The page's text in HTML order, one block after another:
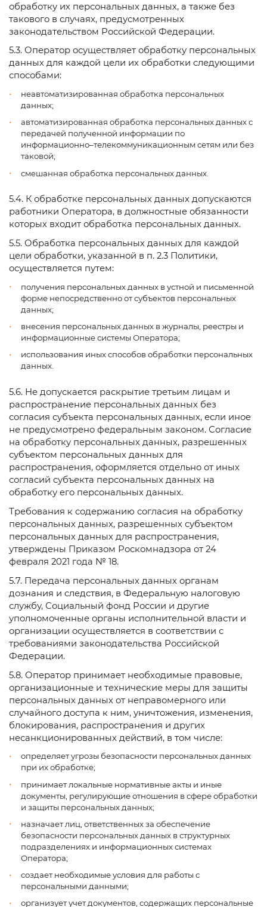
обработку их персональных данных, а также без
такового в случаях, предусмотренных
законодательством Российской Федерации.
5.3. Оператор осуществляет обработку персональных
данных для каждой цели их обработки следующими
способами:
неавтоматизированная обработка персональных
данных;
автоматизированная обработка персональных данных с
передачей полученной информации по
информационно–телекоммуникационным сетям или без
таковой;
смешанная обработка персональных данных.
5.4. К обработке персональных данных допускаются
работники Оператора, в должностные обязанности
которых входит обработка персональных данных.
5.5. Обработка персональных данных для каждой
цели обработки, указанной в п. 2.3 Политики,
осуществляется путем:
получения персональных данных в устной и письменной
форме непосредственно от субъектов персональных
данных;
внесения персональных данных в журналы, реестры и
информационные системы Оператора;
использования иных способов обработки персональных
данных.
5.6. Не допускается раскрытие третьим лицам и
распространение персональных данных без
согласия субъекта персональных данных, если иное
не предусмотрено федеральным законом. Согласие
на обработку персональных данных, разрешенных
субъектом персональных данных для
распространения, оформляется отдельно от иных
согласий субъекта персональных данных на
обработку его персональных данных.
Требования к содержанию согласия на обработку
персональных данных, разрешенных субъектом
персональных данных для распространения,
утверждены Приказом Роскомнадзора от 24
февраля 2021 года № 18.
5.7. Передача персональных данных органам
дознания и следствия, в Федеральную налоговую
службу, Социальный фонд России и другие
уполномоченные органы исполнительной власти и
организации осуществляется в соответствии с
требованиями законодательства Российской
Федерации.
5.8. Оператор принимает необходимые правовые,
организационные и технические меры для защиты
персональных данных от неправомерного или
случайного доступа к ним, уничтожения, изменения,
блокирования, распространения и других
несанкционированных действий, в том числе:
определяет угрозы безопасности персональных данных
при их обработке;
принимает локальные нормативные акты и иные
документы, регулирующие отношения в сфере обработки
и защиты персональных данных;
назначает лиц, ответственных за обеспечение
безопасности персональных данных в структурных
подразделениях и информационных системах
Оператора;
создает необходимые условия для работы с
персональными данными;
организует учет документов, содержащих персональные